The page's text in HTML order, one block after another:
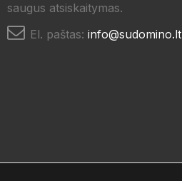
saugus atsiskaitymas.
El. paštas: info@sudomino.lt